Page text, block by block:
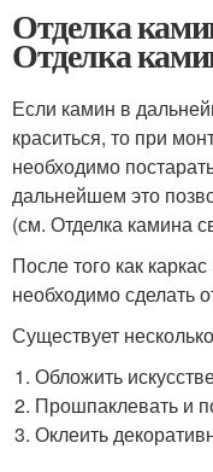
Отделка
Отделка
Если камин в
краситься, то при
необходимо
дальнейшем это
(см. Отделка камина
После того как
необходимо сделать
Существует
Обложить
Прошпаклевать и
Оклеить